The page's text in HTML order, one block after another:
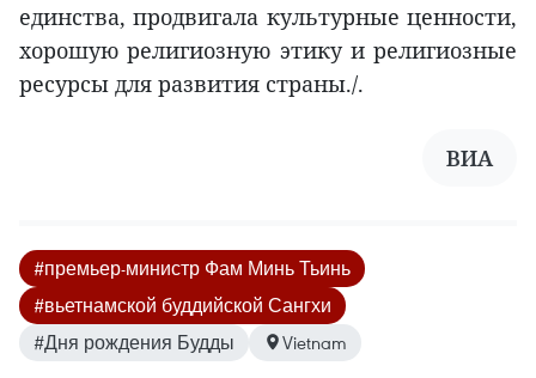
единства, продвигала культурные ценности,
хорошую религиозную этику и религиозные
ресурсы для развития страны./.
ВИА
#премьер-министр Фам Минь Тьинь
#вьетнамской буддийской Сангхи
#Дня рождения Будды
Vietnam